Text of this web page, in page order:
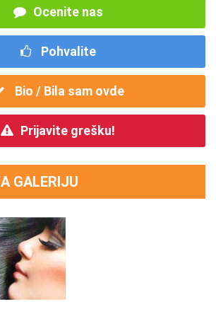
Ocenite nas
Pohvalite
Bio / Bila sam ovde
Prijavite grešku!
GALERIJU